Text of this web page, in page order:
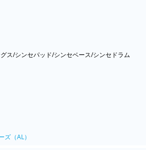
ス/シンセパッド/シンセベース/シンセドラム
ズ（AL）